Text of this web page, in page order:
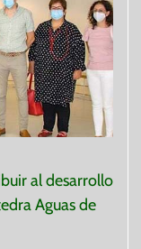
al desarrollo
Aguas de